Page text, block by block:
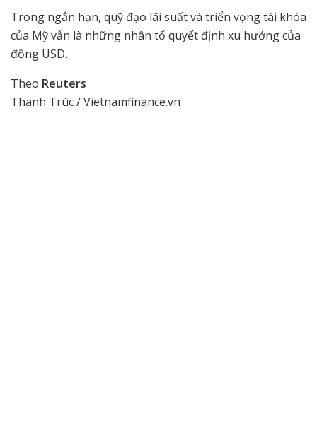
Trong ngắn hạn, quỹ đạo lãi suất và triển vọng tài khóa
của Mỹ vẫn là những nhân tố quyết định xu hướng của
đồng USD.
Theo Reuters
Thanh Trúc / Vietnamfinance.vn